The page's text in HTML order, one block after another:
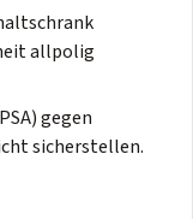
allpolig
gegen
sicherstellen.